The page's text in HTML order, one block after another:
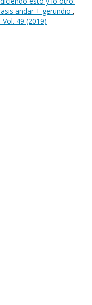
andar + gerundio ,
49 (2019)